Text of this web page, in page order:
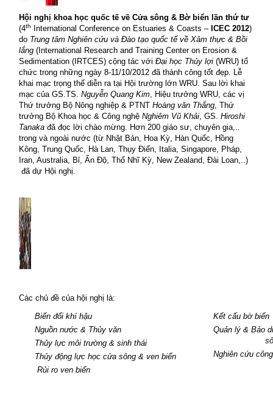
Hội nghị khoa học quốc tế về Cửa sông & Bờ biển lần thứ tư
(4th International Conference on Estuaries & Coasts – ICEC 2012)
do Trung tâm Nghiên cứu và Đào tạo quốc tế về Xâm thực & Bồi
lắng (International Research and Training Center on Erosion &
Sedimentation (IRTCES) cộng tác với Đại học Thủy lợi (WRU) tổ
chức trong những ngày 8-11/10/2012 đã thành công tốt đẹp. Lễ
khai mạc trọng thể diễn ra tại Hội trường lớn WRU. Sau lời khai
mạc của GS.TS. Nguyễn Quang Kim, Hiệu trưởng WRU, các vị
Thứ trưởng Bộ Nông nghiệp & PTNT Hoàng văn Thắng, Thứ
trưởng Bộ Khoa học & Công nghệ Nghiêm Vũ Khải, GS. Hiroshi
Tanaka đã đọc lời chào mừng. Hơn 200 giáo sư, chuyên gia,..
trong và ngoài nước (từ Nhật Bản, Hoa Kỳ, Hàn Quốc, Hồng
Kông, Trung Quốc, Hà Lan, Thụy Điển, Italia, Singapore, Pháp,
Iran, Australia, Bỉ, Ấn Độ, Thổ Nhĩ Kỳ, New Zealand, Đài Loan,..)
đã dự Hội nghị.
Các chủ đề của hội nghị là:
Biến đổi khí hậu
Nguồn nước & Thủy văn
Thủy lực môi trường & sinh thái
Thủy động lực học cửa sông & ven biển
Rủi ro ven biển
Kết cấu bờ biển
Quản lý & Bảo
Nghiên cứu